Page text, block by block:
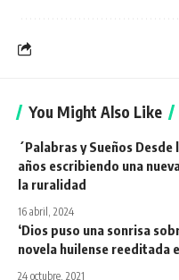
You Might Also Like
´Palabras y Sueños
años escribiendo una
la ruralidad
16 abril, 2024
‘Dios puso una sonrisa
novela huilense reeditada
24 octubre, 2021